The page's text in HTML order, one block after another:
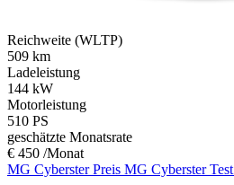
Reichweite (WLTP)
509 km
Ladeleistung
144 kW
Motorleistung
510 PS
geschätzte Monatsrate
€ 450 /Monat
MG Cyberster Preis MG Cyberster Test